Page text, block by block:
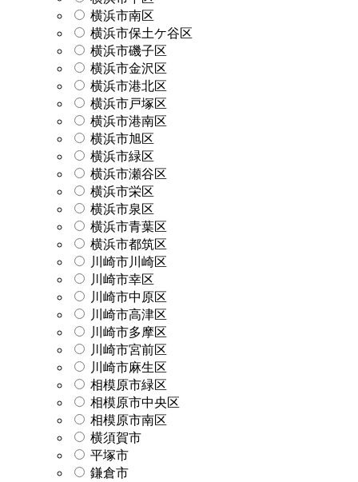
横浜市南区
横浜市保土ケ谷区
横浜市磯子区
横浜市金沢区
横浜市港北区
横浜市戸塚区
横浜市港南区
横浜市旭区
横浜市緑区
横浜市瀬谷区
横浜市栄区
横浜市泉区
横浜市青葉区
横浜市都筑区
川崎市川崎区
川崎市幸区
川崎市中原区
川崎市高津区
川崎市多摩区
川崎市宮前区
川崎市麻生区
相模原市緑区
相模原市中央区
相模原市南区
横須賀市
平塚市
鎌倉市